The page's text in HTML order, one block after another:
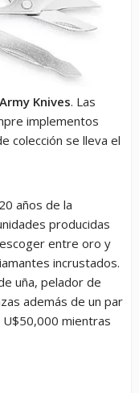
Knives. Las
implementos
colección se lleva el
años de la
producidas
entre oro y
incrustados.
uña, pelador de
además de un par
U$50,000 mientras